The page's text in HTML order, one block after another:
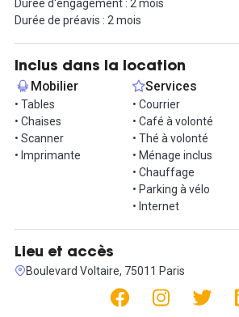
N'hésitez pas à nous contacter pour
découvrir cet espace professionnel
Durée d'engagement : 2 mois
Durée de préavis : 2 mois
Inclus dans la location
Mobilier
• Tables
• Chaises
• Scanner
• Imprimante
Services
• Courrier
• Café à volonté
• Thé à volonté
• Ménage inclus
• Chauffage
• Parking à vélo
• Internet
Lieu et accès
Boulevard Voltaire, 75011 Paris